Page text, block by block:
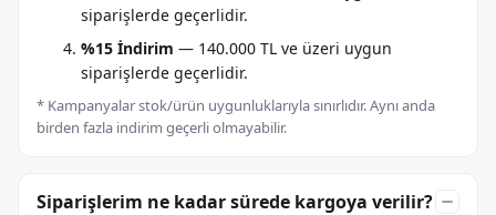
siparişlerde geçerlidir.
%15 İndirim — 140.000 TL ve üzeri uygun
siparişlerde geçerlidir.
* Kampanyalar stok/ürün uygunluklarıyla sınırlıdır. Aynı anda
birden fazla indirim geçerli olmayabilir.
Siparişlerim ne kadar sürede kargoya verilir?